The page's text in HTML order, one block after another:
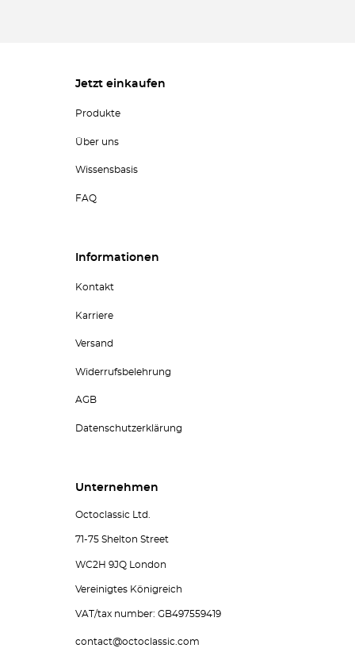
Jetzt einkaufen
Produkte
Über uns
Wissensbasis
FAQ
Informationen
Kontakt
Karriere
Versand
Widerrufsbelehrung
AGB
Datenschutzerklärung
Unternehmen
Octoclassic Ltd.
71-75 Shelton Street
WC2H 9JQ London
Vereinigtes Königreich
VAT/tax number: GB497559419
contact@octoclassic.com